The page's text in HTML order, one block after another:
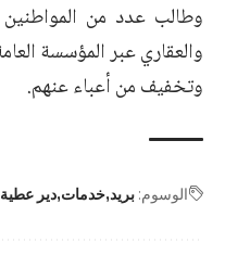
وطالب عدد من
والعقاري عبر المؤسسة
وتخفيف من أعباء عنهم.
الوسوم: بريد خدمات دير عطية